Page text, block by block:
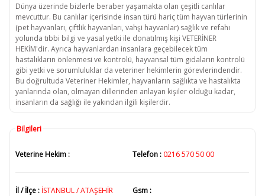
Dünya üzerinde bizlerle beraber yaşamakta olan çeşitli canlılar
mevcuttur. Bu canlılar içerisinde insan türü hariç tüm hayvan türlerinin
(pet hayvanları, çiftlik hayvanları, vahşi hayvanlar) sağlık ve refahı
yolunda tıbbi bilgi ve yasal yetki ile donatılmış kişi VETERİNER
HEKİM'dir. Ayrıca hayvanlardan insanlara geçebilecek tüm
hastalıkların önlenmesi ve kontrolü, hayvansal tüm gıdaların kontrolü
gibi yetki ve sorumluluklar da veteriner hekimlerin görevlerindendir.
Bu doğrultuda Veteriner Hekimler, hayvanların sağlıkta ve hastalıkta
yanlarında olan, olmayan dillerinden anlayan kişiler olduğu kadar,
insanların da sağlığı ile yakından ilgili kişilerdir.
Bilgileri
Veterine Hekim : Telefon : 0216 570 50 00
İl / İlçe : İSTANBUL / ATAŞEHİR Gsm :